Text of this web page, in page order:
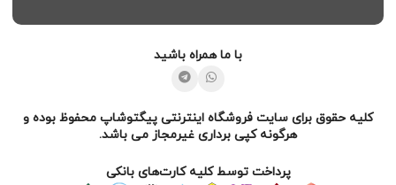
با ما همراه باشید
کلیه حقوق برای سایت فروشگاه اینترنتی پیگتوشاپ محفوظ بوده و
هرگونه کپی برداری غیرمجاز می باشد.
پرداخت توسط کلیه کارت‌های بانکی